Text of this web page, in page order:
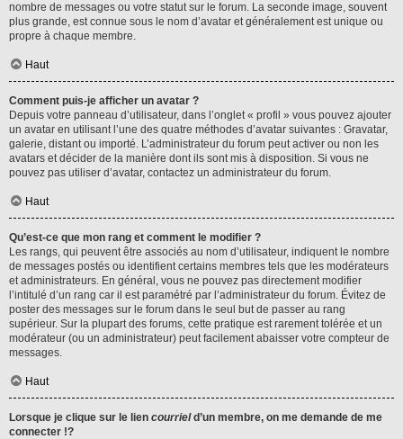
nombre de messages ou votre statut sur le forum. La seconde image, souvent
plus grande, est connue sous le nom d’avatar et généralement est unique ou
propre à chaque membre.
Haut
Comment puis-je afficher un avatar ?
Depuis votre panneau d’utilisateur, dans l’onglet « profil » vous pouvez ajouter
un avatar en utilisant l’une des quatre méthodes d’avatar suivantes : Gravatar,
galerie, distant ou importé. L’administrateur du forum peut activer ou non les
avatars et décider de la manière dont ils sont mis à disposition. Si vous ne
pouvez pas utiliser d’avatar, contactez un administrateur du forum.
Haut
Qu’est-ce que mon rang et comment le modifier ?
Les rangs, qui peuvent être associés au nom d’utilisateur, indiquent le nombre
de messages postés ou identifient certains membres tels que les modérateurs
et administrateurs. En général, vous ne pouvez pas directement modifier
l’intitulé d’un rang car il est paramétré par l’administrateur du forum. Évitez de
poster des messages sur le forum dans le seul but de passer au rang
supérieur. Sur la plupart des forums, cette pratique est rarement tolérée et un
modérateur (ou un administrateur) peut facilement abaisser votre compteur de
messages.
Haut
Lorsque je clique sur le lien courrield’un membre, on me demande de me
connecter !?